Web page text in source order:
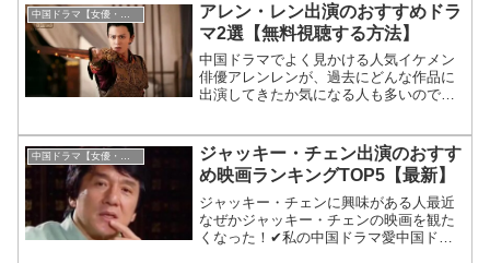
中国ドラマ【女優・俳優】
アレン・レン出演のおすすめドラ
マ2選【無料視聴する方法】
中国ドラマでよく見かける人気イケメン
俳優アレンレンが、過去にどんな作品に
出演してきたか気になる人も多いのでは
レンのことを詳しく知りたい方は、要チ
ェックです。
中国ドラマ【女優・俳優】
ジャッキー・チェン出演のおすす
め映画ランキングTOP5【最新】
ジャッキー・チェンに興味がある人最近
なぜかジャッキー・チェンの映画を観た
くなった！✔私の中国ドラマ愛中国ドラ